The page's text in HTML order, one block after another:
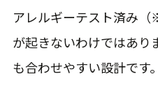
アレルギーテスト済み
が起きないわけではあり
も合わせやすい設計です。